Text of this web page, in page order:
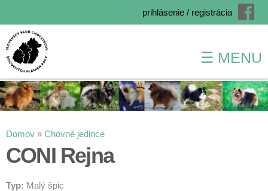
Skočiť
na
hlavný
prihlásenie / registrácia
☰ MENU
Nachádzate sa tu
Domov » Chovné jedince
CONI Rejna
Typ: Malý špic